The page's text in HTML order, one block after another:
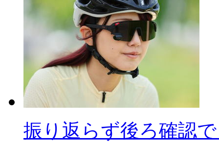
振り返らず後ろ確認